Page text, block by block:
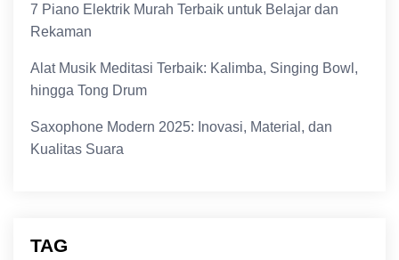
7 Piano Elektrik Murah Terbaik untuk Belajar dan
Rekaman
Alat Musik Meditasi Terbaik: Kalimba, Singing Bowl,
hingga Tong Drum
Saxophone Modern 2025: Inovasi, Material, dan
Kualitas Suara
TAG